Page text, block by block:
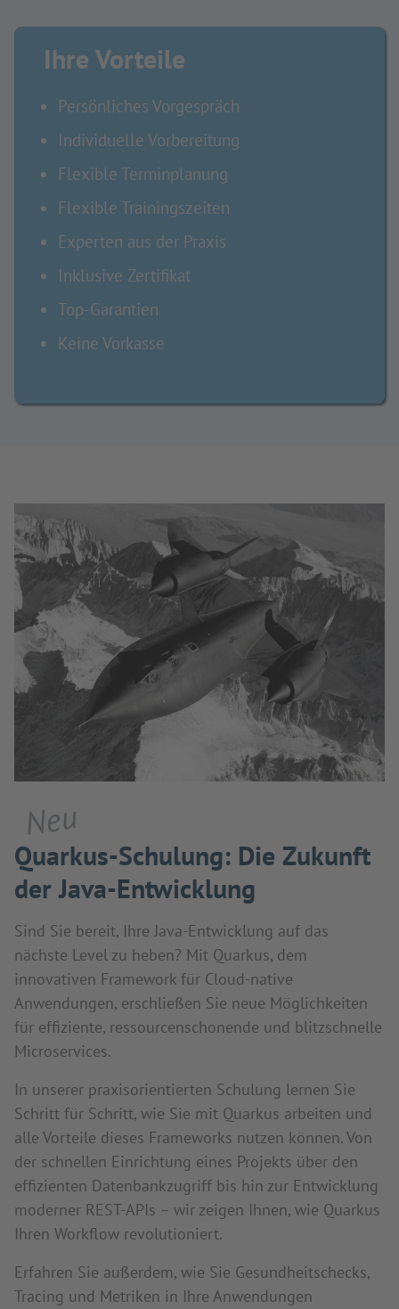
Ihre Vorteile
Persönliches Vorgespräch
Individuelle Vorbereitung
Flexible Terminplanung
Flexible Trainingszeiten
Experten aus der Praxis
Inklusive Zertifikat
Top-Garantien
Keine Vorkasse
Neu
Quarkus-Schulung: Die Zukunft
der Java-Entwicklung
Sind Sie bereit, Ihre Java-Entwicklung auf das
nächste Level zu heben? Mit Quarkus, dem
innovativen Framework für Cloud-native
Anwendungen, erschließen Sie neue Möglichkeiten
für effiziente, ressourcenschonende und blitzschnelle
Microservices.
In unserer praxisorientierten Schulung lernen Sie
Schritt für Schritt, wie Sie mit Quarkus arbeiten und
alle Vorteile dieses Frameworks nutzen können. Von
der schnellen Einrichtung eines Projekts über den
effizienten Datenbankzugriff bis hin zur Entwicklung
moderner REST-APIs – wir zeigen Ihnen, wie Quarkus
Ihren Workflow revolutioniert.
Erfahren Sie außerdem, wie Sie Gesundheitschecks,
Tracing und Metriken in Ihre Anwendungen